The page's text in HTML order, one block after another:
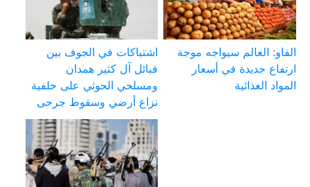
الفاو: العالم سيواجه موجة
ارتفاع جديدة في أسعار
المواد الغذائية
اشتباكات في الجوف بين
قبائل آل كثير همدان
ومسلحي الحوثي على خلفية
نزاع أرضي وسقوط جرحى